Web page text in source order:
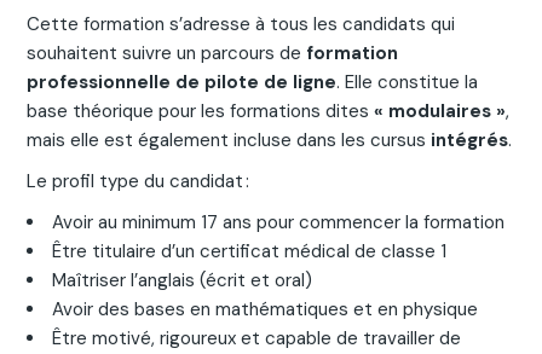
Cette formation s’adresse à tous les candidats qui
souhaitent suivre un parcours de formation
professionnelle de pilote de ligne. Elle constitue la
base théorique pour les formations dites« modulaires »,
mais elle est également incluse dans les cursus intégrés.
Le profil type du candidat :
Avoir au minimum 17 ans pour commencer la formation
Être titulaire d’un certificat médical de classe 1
Maîtriser l’anglais (écrit et oral)
Avoir des bases en mathématiques et en physique
Être motivé, rigoureux et capable de travailler de